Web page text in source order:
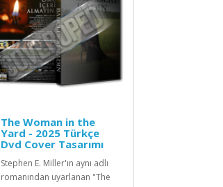
The Woman in the
Yard - 2025 Türkçe
Dvd Cover Tasarımı
Stephen E. Miller'ın aynı adlı
romanından uyarlanan "The